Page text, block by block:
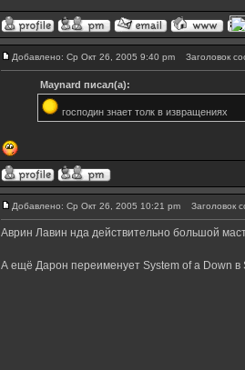
Добавлено: Ср Окт 26, 2005 9:40 pm Заголовок
Maynard писал(а):
господин знает толк в извращениях
Добавлено: Ср Окт 26, 2005 10:21 pm Заголовок
Аврин Лавин нда действительно большой
А ещё Дарон переименует System of a Down в